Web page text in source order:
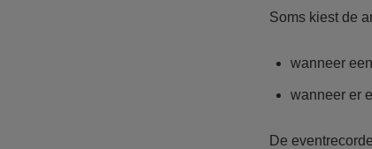
Soms kiest de
wanneer
wanneer er
De